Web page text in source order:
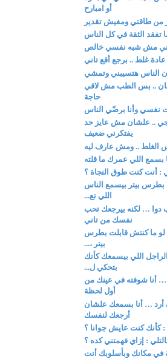
أو امبارح
طاقتي ومفيش تقدير
تفقد الثقة في كل الناس
مش شبه نفسي خالص
غلط .. برجع أقع تاني
الناس هتسيبني وتمشي
.. بس الطب مش لاقي
حاجة
وأنا برضّي الناس
.. علشان مش عايز حد
يفتكرني ضعيف
الغلط .. ومش عارف ليه
اللي عمرك ما قلته
: أنت كنت طوق النجاة ؟
بطرس بيتر بيسمع الناس
اللي تع...
… لكنه بيرجعك تحب
نفسك من تاني
لو ما كنتش قابلت بطرس
بيتر ،...
اللي بيسمعك كأنك
بتحكي ل...
… أنا شوفته في عينك من
أول لحظة
… أنا بسمعك علشان
أرجعك لنفسك
: كأنك كنت عايش جوانا ؟
: إزاي فهمتني كده ؟
مكانك وبأسلوبك أنت